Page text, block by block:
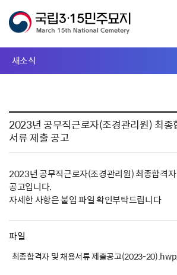
새소식
2023년 공무직근로자(조경관리원) 최종
서류 제출 공고
2023년 공무직근로자(조경관리원) 최종합격
공고입니다.
자세한 사항은 붙임 파일 확인부탁드립니다
파일
최종합격자 및 채용서류 제출공고(2023-